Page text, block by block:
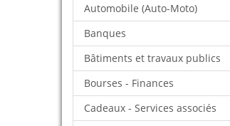
Automobile (Auto-Moto)
Banques
Bâtiments et travaux publics
Bourses - Finances
Cadeaux - Services associés